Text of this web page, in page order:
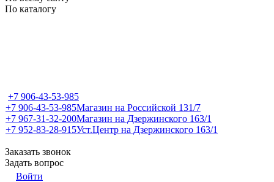
По каталогу
+7 906-43-53-985
+7 906-43-53-985Магазин на Российской 131/7
+7 967-31-32-200Магазин на Дзержинского 163/1
+7 952-83-28-915Уст.Центр на Дзержинского 163/1
Заказать звонок
Задать вопрос
Войти